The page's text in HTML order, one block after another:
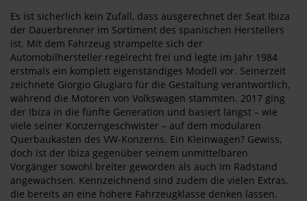
Es ist sicherlich kein Zufall, dass ausgerechnet der Seat Ibiza
der Dauerbrenner im Sortiment des spanischen Herstellers
ist. Mit dem Fahrzeug strampelte sich der
Automobilhersteller regelrecht frei und legte im Jahr 1984
erstmals ein komplett eigenständiges Modell vor. Seinerzeit
zeichnete Giorgio Giugiaro für die Gestaltung verantwortlich,
während die Motoren von Volkswagen stammten. 2017 ging
der Ibiza in die fünfte Generation und basiert längst – wie
viele seiner Konzerngeschwister – auf dem modularen
Querbaukasten des VW-Konzerns. Ein Kleinwagen? Gewiss,
doch ist der Ibiza gegenüber seinem unmittelbaren
Vorgänger sowohl breiter geworden als auch im Radstand
angewachsen. Kennzeichnend sind zudem die vielen Extras,
die bereits an eine höhere Fahrzeugklasse denken lassen.